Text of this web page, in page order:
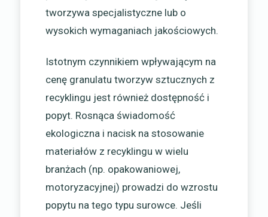
tworzywa specjalistyczne lub o
wysokich wymaganiach jakościowych.
Istotnym czynnikiem wpływającym na
cenę granulatu tworzyw sztucznych z
recyklingu jest również dostępność i
popyt. Rosnąca świadomość
ekologiczna i nacisk na stosowanie
materiałów z recyklingu w wielu
branżach (np. opakowaniowej,
motoryzacyjnej) prowadzi do wzrostu
popytu na tego typu surowce. Jeśli